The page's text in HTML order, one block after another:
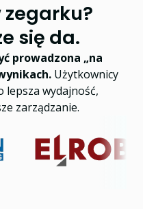
się da.
prowadzona „na
Użytkownicy
lepsza wydajność,
zarządzanie.